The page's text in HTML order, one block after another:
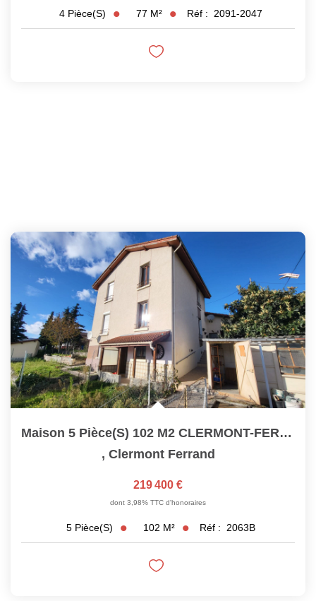
4 Pièce(s) 77 M² Réf : 2091-2047
Maison 5 Pièce(s) 102 M2 CLERMONT-FERRAND (secteur Charcot)
, Clermont Ferrand
219 400 €
dont 3,98% TTC d'honoraires
5 Pièce(s) 102 M² Réf : 2063B